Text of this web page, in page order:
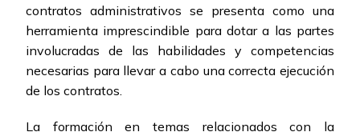
contratos administrativos se presenta como una
herramienta imprescindible para dotar a las partes
involucradas de las habilidades y competencias
necesarias para llevar a cabo una correcta ejecución
de los contratos.
La formación en temas relacionados con la